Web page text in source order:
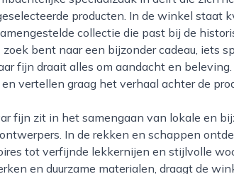
producten. In de winkel
collectie die past bij de
bent naar een bijzonder cadeau, iets
fijn draait alles om aandacht en
vertellen graag het verhaal achter de
In de rekken en schappen
tot verfijnde lekkernijen en stijlvolle
en duurzame materialen, draagt de